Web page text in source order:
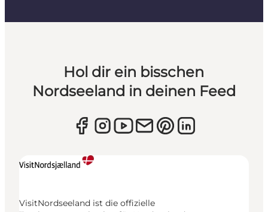
Hol dir ein bisschen
Nordseeland in deinen Feed
VisitNordseeland ist die offizielle